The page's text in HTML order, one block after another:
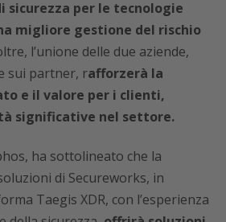
sicurezza per le tecnologie
migliore gestione del rischio
l’unione delle due aziende,
sui partner, rafforzerà la
e il valore per i clienti,
significative nel settore.
ha sottolineato che la
di Secureworks, in
Taegis XDR, con l’esperienza